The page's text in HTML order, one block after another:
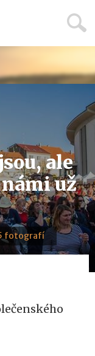
ale
námi už
5 fotografí